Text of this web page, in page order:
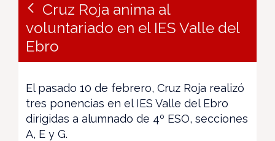
Cruz Roja anima al
voluntariado en el IES Valle del
Ebro
El pasado 10 de febrero, Cruz Roja realizó
tres ponencias en el IES Valle del Ebro
dirigidas a alumnado de 4º ESO, secciones
A, E y G.